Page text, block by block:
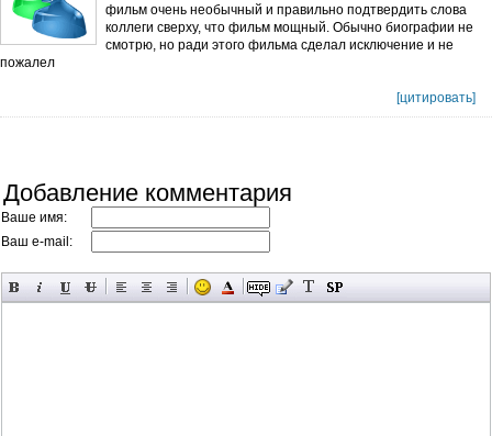
фильм очень необычный и правильно подтвердить слова
коллеги сверху, что фильм мощный. Обычно биографии не
смотрю, но ради этого фильма сделал исключение и не
пожалел
[цитировать]
Добавление комментария
Ваше имя:
Ваш e-mail: